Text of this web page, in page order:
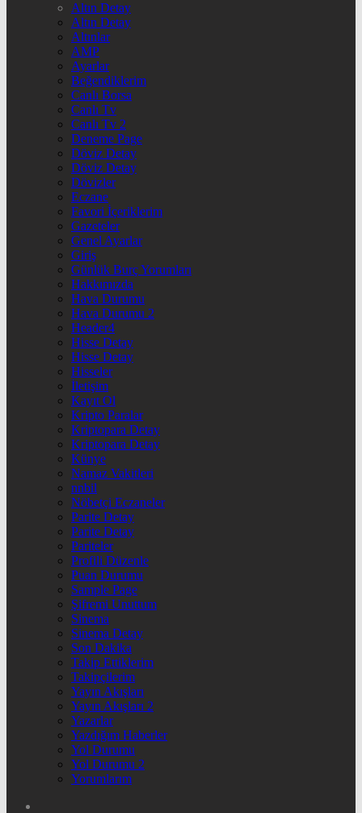
Altın Detay
Altın Detay
Altınlar
AMP
Ayarlar
Beğendiklerim
Canlı Borsa
Canlı Tv
Canlı Tv 2
Deneme Page
Döviz Detay
Döviz Detay
Dövizler
Eczane
Favori İçeriklerim
Gazeteler
Genel Ayarlar
Giriş
Günlük Burç Yorumları
Hakkımızda
Hava Durumu
Hava Durumu 2
Header4
Hisse Detay
Hisse Detay
Hisseler
İletişim
Kayıt Ol
Kripto Paralar
Kriptopara Detay
Kriptopara Detay
Künye
Namaz Vakitleri
nnbil
Nöbetçi Eczaneler
Parite Detay
Parite Detay
Pariteler
Profili Düzenle
Puan Durumu
Sample Page
Şifremi Unuttum
Sinema
Sinema Detay
Son Dakika
Takip Ettiklerim
Takipçilerim
Yayın Akışları
Yayın Akışları 2
Yazarlar
Yazdığım Haberler
Yol Durumu
Yol Durumu 2
Yorumlarım